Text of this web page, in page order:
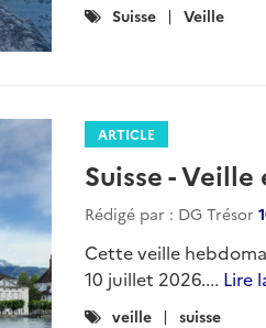
Catégories
Suisse Veille
ARTICLE
Suisse -
Rédigé par : DG Trésor
Cette veille
10 juillet 2026.... Lire
Catégories
veille suisse